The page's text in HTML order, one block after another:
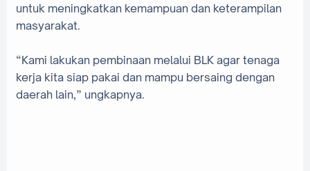
untuk meningkatkan kemampuan dan keterampilan
masyarakat.
‎“Kami lakukan pembinaan melalui BLK agar tenaga
kerja kita siap pakai dan mampu bersaing dengan
daerah lain,” ungkapnya.